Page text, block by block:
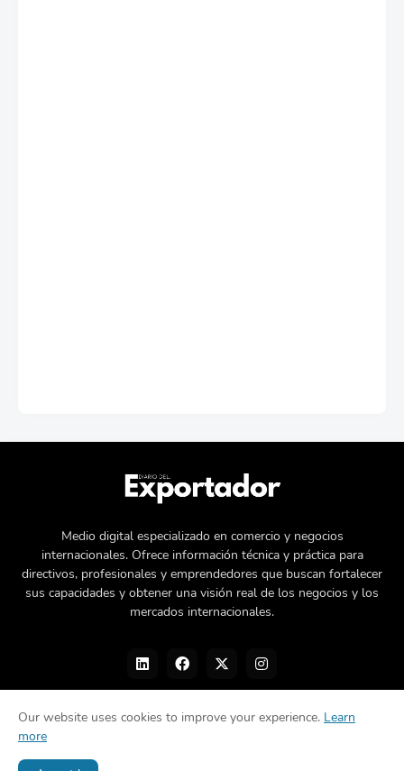
Medio digital especializado en comercio y negocios
internacionales. Ofrece información técnica y práctica para
directivos, profesionales y emprendedores que buscan fortalecer
sus capacidades y obtener una visión real de los negocios y los
mercados internacionales.
Our website uses cookies to improve your experience. Learn
more